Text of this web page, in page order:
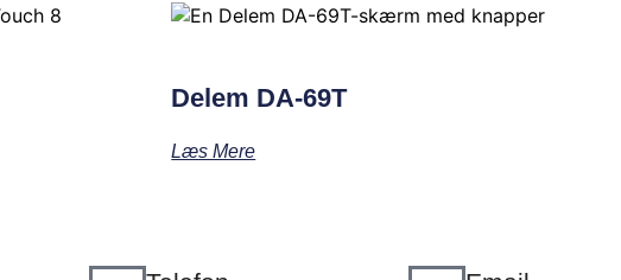
Delem DA-69T
Læs Mere